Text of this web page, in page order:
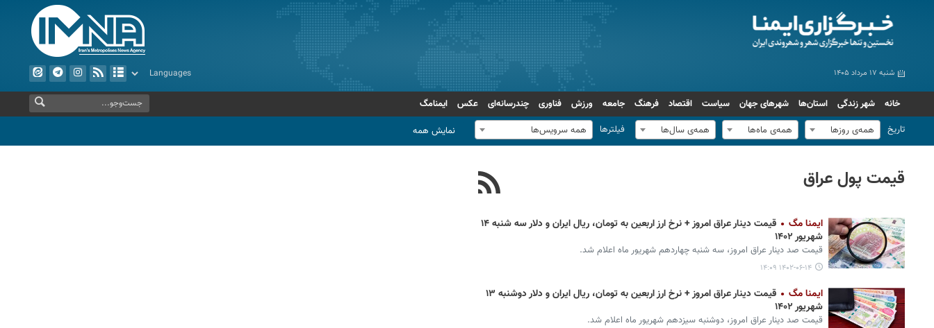
شنبه ۱۷ مرداد ۱۴۰۵
خانه شهر زندگی استان‌ها شهرهای جهان سیاست اقتصاد فرهنگ جامعه ورزش فناوری چندرسانه‌ای عکس
ایمنامگ
تاریخ
همه‌ی روزها همه‌ی ماه‌ها همه‌ی سال‌ها فیلترها همه سرویس‌ها نمایش همه
قیمت پول عراق
ایمنا مگ
قیمت دینار عراق امروز + نرخ ارز اربعین به تومان، ریال ایران و دلار سه شنبه ۱۴
شهریور ۱۴۰۲
قیمت صد دینار عراق امروز، سه شنبه چهاردهم شهریور ماه اعلام شد.
۱۴۰۲-۰۶-۱۴ ۱۴:۰۹
ایمنا مگ
قیمت دینار عراق امروز + نرخ ارز اربعین به تومان، ریال ایران و دلار دوشنبه ۱۳
شهریور ۱۴۰۲
قیمت صد دینار عراق امروز، دوشنبه سیزدهم شهریور ماه اعلام شد.